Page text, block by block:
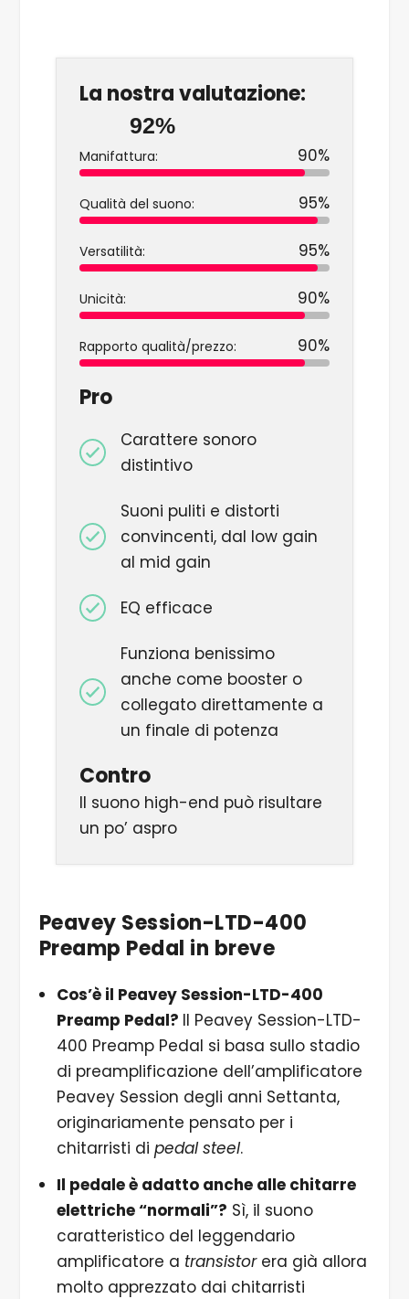
La nostra valutazione:
92%
Manifattura: 90%
Qualità del suono: 95%
Versatilità: 95%
Unicità: 90%
Rapporto qualità/prezzo: 90%
Pro
Carattere sonoro
distintivo
Suoni puliti e distorti
convincenti, dal low gain
al mid gain
EQ efficace
Funziona benissimo
anche come booster o
collegato direttamente a
un finale di potenza
Contro
Il suono high-end può risultare
un po’ aspro
Peavey Session-LTD-400
Preamp Pedal in breve
Cos’è il Peavey Session-LTD-400
Preamp Pedal? Il Peavey Session-LTD-
400 Preamp Pedal si basa sullo stadio
di preamplificazione dell’amplificatore
Peavey Session degli anni Settanta,
originariamente pensato per i
chitarristi di pedal steel.
Il pedale è adatto anche alle chitarre
elettriche “normali”? Sì, il suono
caratteristico del leggendario
amplificatore a transistor era già allora
molto apprezzato dai chitarristi